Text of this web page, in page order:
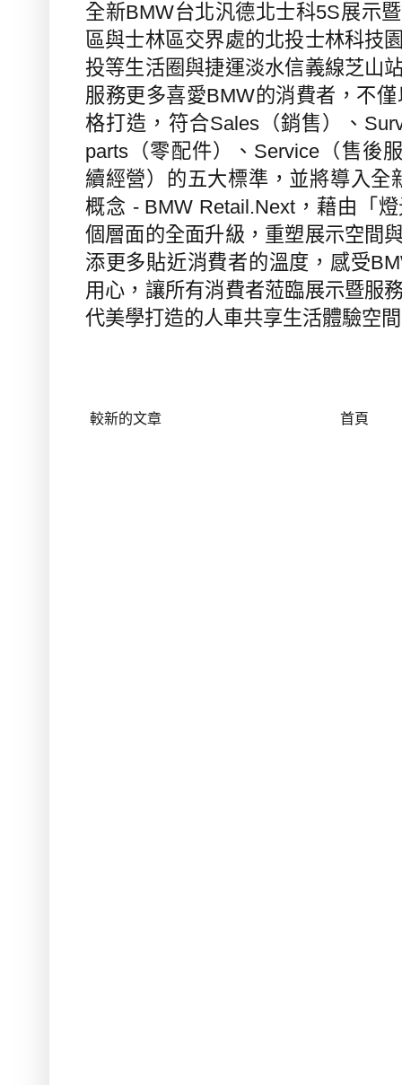
全新BMW台北汎德北士科5S展示
區與士林區交界處的北投士林科技
投等生活圈與捷運淡水信義線芝山
服務更多喜愛BMW的消費者，不
格打造，符合Sales（銷售）、
parts（零配件）、Service（售後
續經營）的五大標準，並將導入全
概念 - BMW Retail.Next，藉由「
個層面的全面升級，重塑展示空間
添更多貼近消費者的溫度，感受
用心，讓所有消費者蒞臨展示暨服
代美學打造的人車共享生活體驗空
較新的文章 首頁